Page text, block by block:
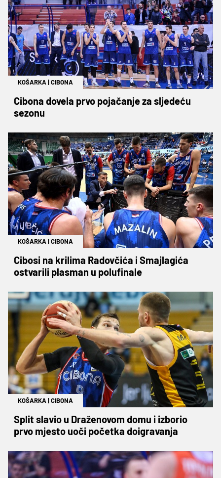
KOŠARKA |CIBONA
Cibona dovela prvo pojačanje za sljedeću
sezonu
KOŠARKA |CIBONA
Cibosi na krilima Radovčića i Smajlagića
ostvarili plasman u polufinale
KOŠARKA |CIBONA
Split slavio u Draženovom domu i izborio
prvo mjesto uoči početka doigravanja